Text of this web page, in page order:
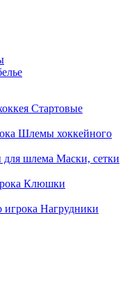
Стартовые
Шлемы хоккейного
Маски, сетки
Клюшки
Нагрудники